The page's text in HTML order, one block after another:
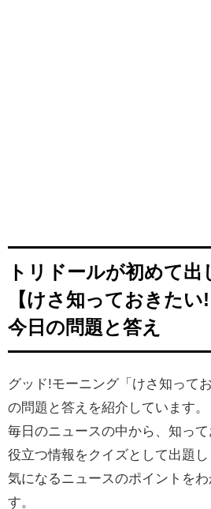
トリドールが初めて
【けさ知っておきたい!
今日の問題と答え
グッド!モーニング「けさ知って
の問題と答えを紹介しています。
毎日のニュースの中から、知っ
役立つ情報をクイズとして出題し
気になるニュースのポイントを
す。